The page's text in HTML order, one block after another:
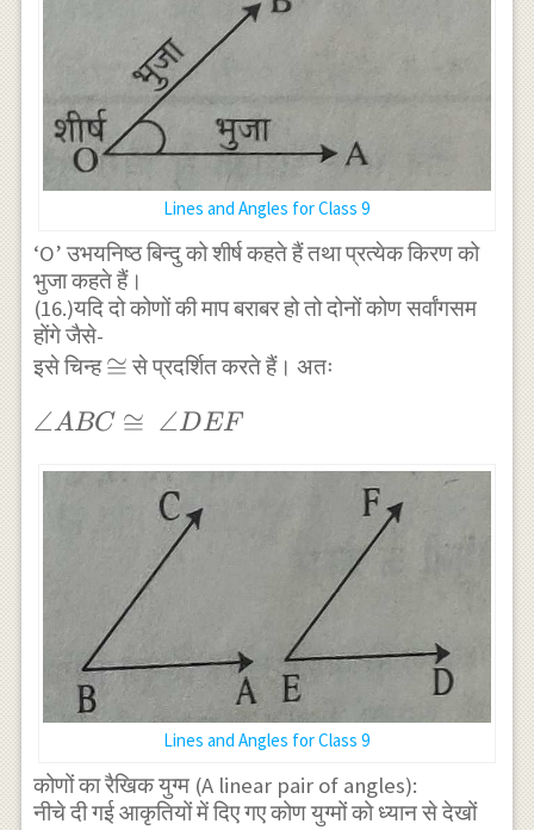
Lines and Angles for Class 9
‘O’ उभयनिष्ठ बिन्दु को शीर्ष कहते हैं तथा प्रत्येक किरण को
भुजा कहते हैं।
(16.)यदि दो कोणों की माप बराबर हो तो दोनों कोण सर्वांगसम
होंगे जैसे-
इसे चिन्ह\cong
≅ से प्रदर्शित करते हैं। अतः
\angle
\cong
∠ABC ≅ ∠DEF
Lines and Angles for Class 9
कोणों का रैखिक युग्म (A linear pair of angles):
नीचे दी गई आकृतियों में दिए गए कोण युग्मों को ध्यान से देखों